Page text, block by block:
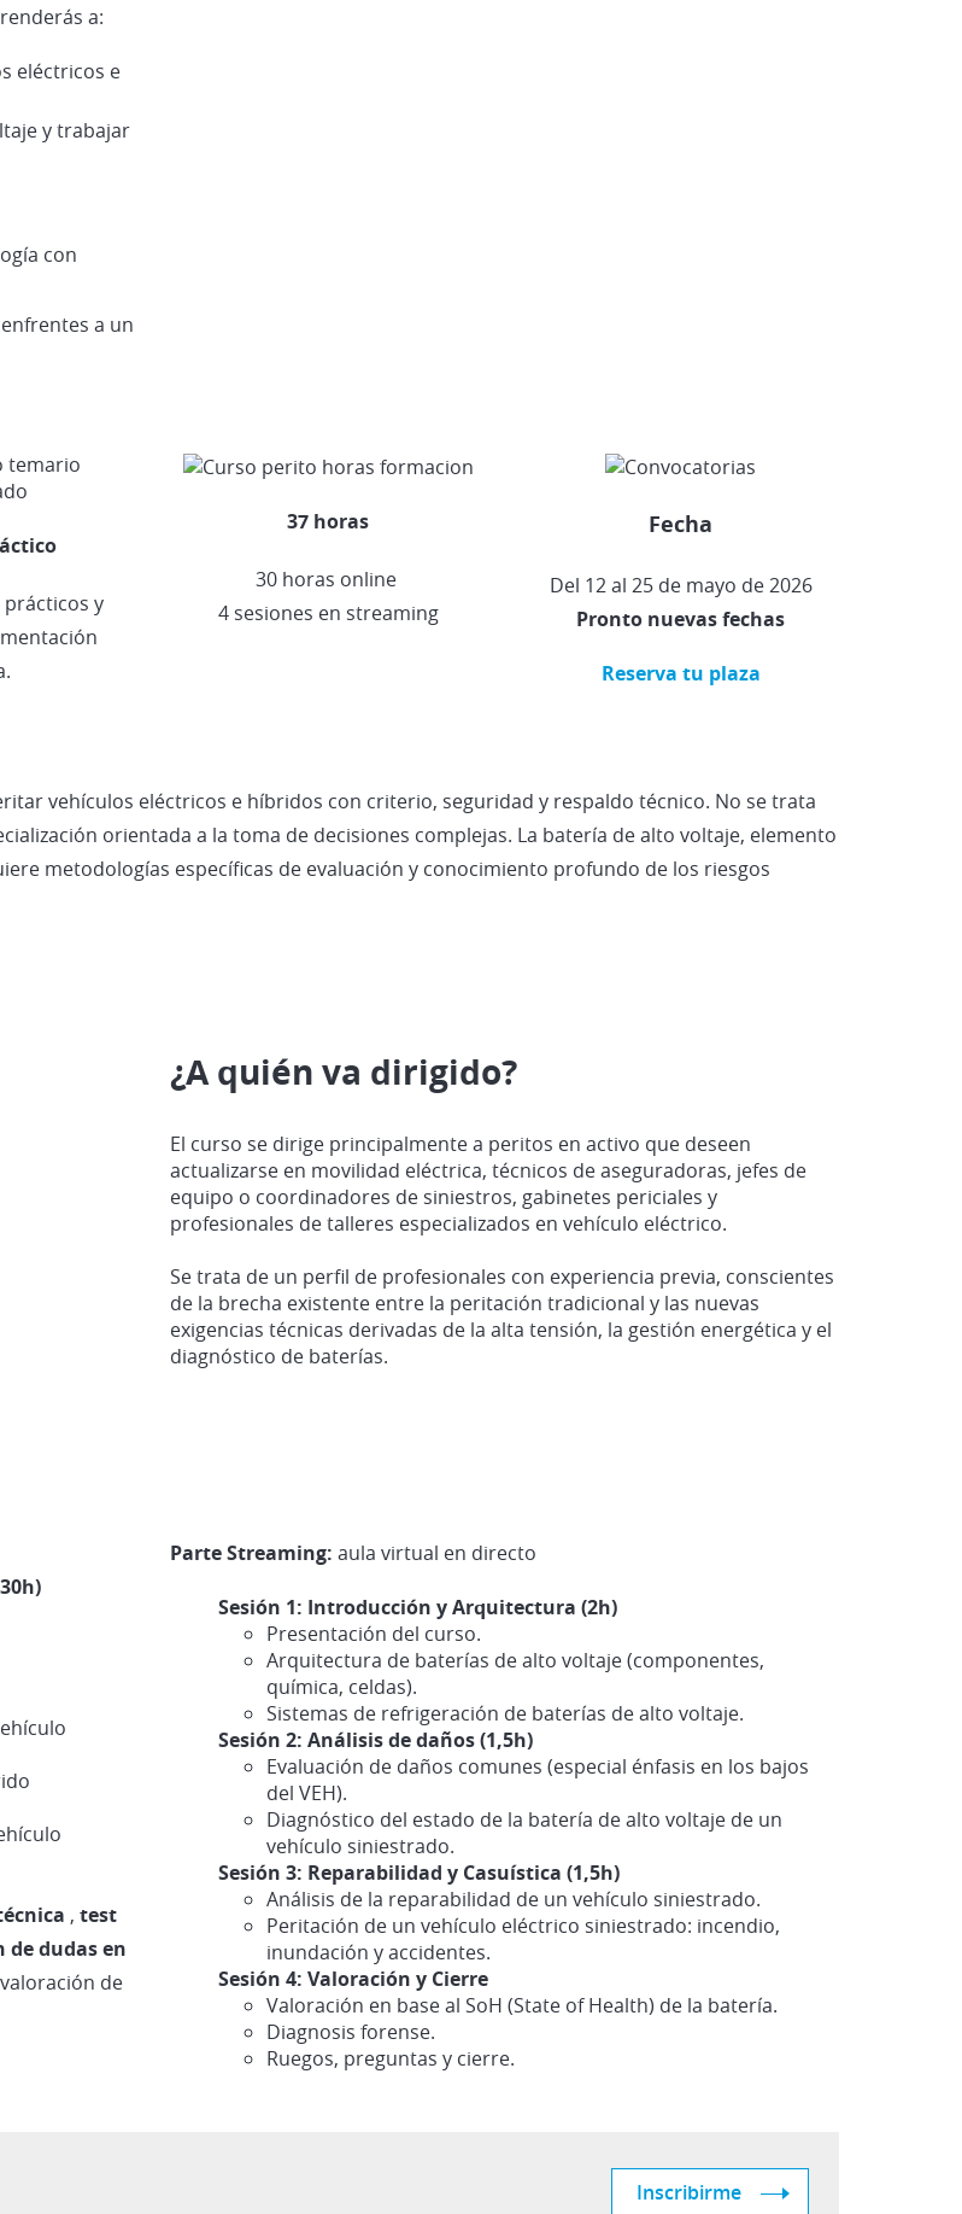
a:
eléctricos e
y trabajar
con
a un
prácticos y
37 horas
30 horas online
4 sesiones en streaming
Fecha
Del 12 al 25 de mayo de 2026
Pronto nuevas fechas
Reserva tu plaza
vehículos eléctricos e híbridos con criterio, seguridad y respaldo técnico. No se trata
orientada a la toma de decisiones complejas. La batería de alto voltaje, elemento
metodologías específicas de evaluación y conocimiento profundo de los riesgos
¿A quién va dirigido?
El curso se dirige principalmente a peritos en activo que deseen
actualizarse en movilidad eléctrica, técnicos de aseguradoras, jefes de
equipo o coordinadores de siniestros, gabinetes periciales y
profesionales de talleres especializados en vehículo eléctrico.
Se trata de un perfil de profesionales con experiencia previa, conscientes
de la brecha existente entre la peritación tradicional y las nuevas
exigencias técnicas derivadas de la alta tensión, la gestión energética y el
diagnóstico de baterías.
, test
de dudas en
de
Parte Streaming: aula virtual en directo
Sesión 1: Introducción y Arquitectura (2h)
Presentación del curso.
Arquitectura de baterías de alto voltaje (componentes,
química, celdas).
Sistemas de refrigeración de baterías de alto voltaje.
Sesión 2: Análisis de daños (1,5h)
Evaluación de daños comunes (especial énfasis en los bajos
del VEH).
Diagnóstico del estado de la batería de alto voltaje de un
vehículo siniestrado.
Sesión 3: Reparabilidad y Casuística (1,5h)
Análisis de la reparabilidad de un vehículo siniestrado.
Peritación de un vehículo eléctrico siniestrado: incendio,
inundación y accidentes.
Sesión 4: Valoración y Cierre
Valoración en base al SoH (State of Health) de la batería.
Diagnosis forense.
Ruegos, preguntas y cierre.
Inscribirme